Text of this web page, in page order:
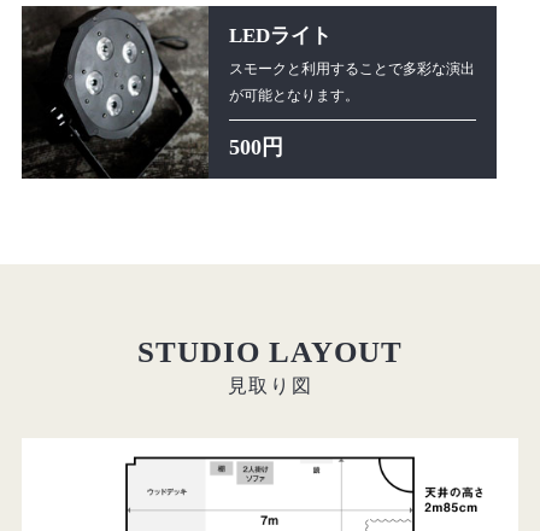
LEDライト
スモークと利用することで多彩な演出
が可能となります。
500円
STUDIO LAYOUT
見取り図